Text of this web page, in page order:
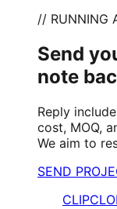
// RUNNING
Send
note
Reply
cost, MOQ,
We aim to
SEND